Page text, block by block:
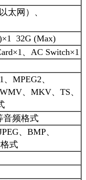
太网）、
32G (Max)
、AC Switch×1
MPEG2、
、MKV、TS、
音频格式
、BMP、
式